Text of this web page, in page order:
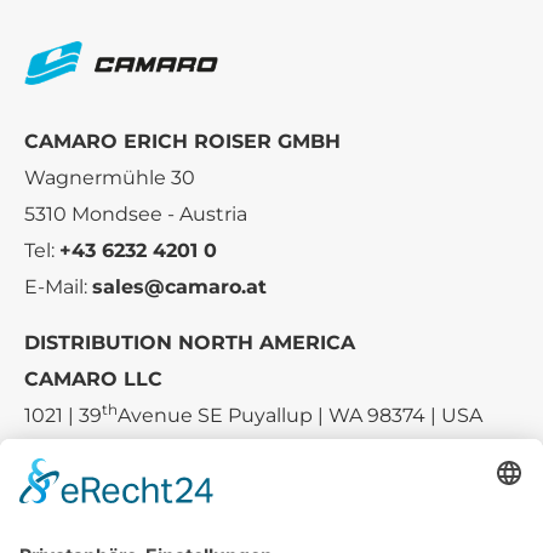
CAMARO ERICH ROISER GMBH
Wagnermühle 30
5310 Mondsee - Austria
Tel: +43 6232 4201 0
E-Mail: sales@camaro.at
DISTRIBUTION NORTH AMERICA
CAMARO LLC
1021 | 39thAvenue SE Puyallup | WA 98374 | USA
Tel.:+1 253-867-57 35